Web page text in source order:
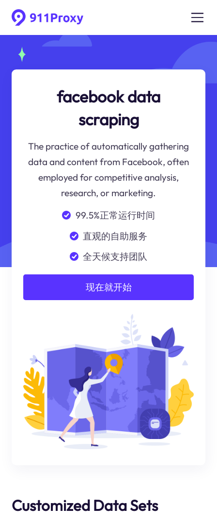
facebook data
scraping
The practice of automatically gathering
data and content from Facebook, often
employed for competitive analysis,
research, or marketing.
99.5%正常运行时间
直观的自助服务
全天候支持团队
现在就开始
Customized Data Sets